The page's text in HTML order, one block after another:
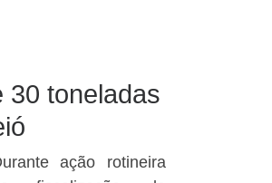
30 toneladas
ação rotineira